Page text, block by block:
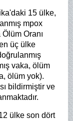
15 ülke,
mpox
Oranı
üç ülke
vaka, ölüm
ölüm yok).
bildirmiştir ve
ülke son dört